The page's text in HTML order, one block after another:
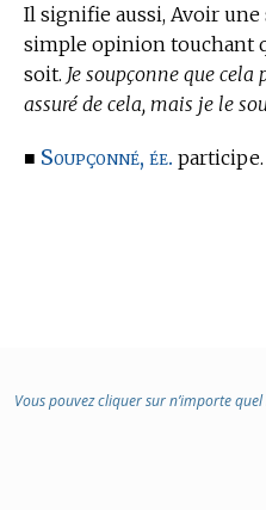
Il signifie aussi, Avoir
simple opinion touchant
soit. Je soupçonne que cela
assuré de cela, mais je le
■ Soupçonné, ée. participe.
Vous pouvez cliquer sur n’importe